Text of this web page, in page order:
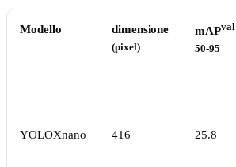
Modello dimensione
(pixel)
mAPval
50-95
YOLOXnano 416 25.8